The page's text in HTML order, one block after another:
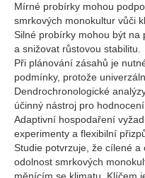
Mírné probírky mohou
smrkových monokultur vůči
Silné probírky mohou být na
a snižovat růstovou stabilitu.
Při plánování zásahů je
podmínky, protože
Dendrochronologické
účinný nástroj pro
Adaptivní hospodaření
experimenty a flexibilní
Studie potvrzuje, že cílené
odolnost smrkových